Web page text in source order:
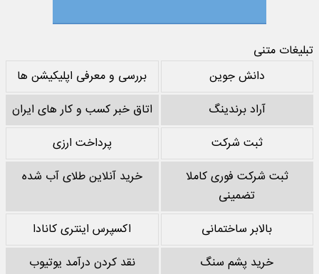
تبلیغات متنی
دانش جوین
بررسی و معرفی اپلیکیشن ها
آراد برندینگ
اتاق خبر کسب و کار های ایران
ثبت شرکت
پرداخت ارزی
ثبت شرکت فوری کاملا
تضمینی
خرید آنلاین طلای آب شده
بالابر ساختمانی
اکسپرس اینتری کانادا
خرید پشم سنگ
نقد کردن درآمد یوتیوب